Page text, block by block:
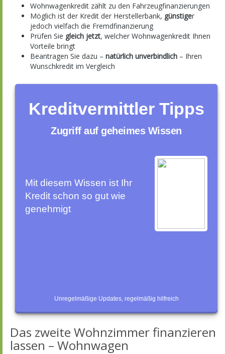
Wohnwagenkredit zählt zu den Fahrzeugfinanzierungen
Möglich ist der Kredit der Herstellerbank, günstiger
jedoch vielfach die Fremdfinanzierung
Prüfen Sie gleich jetzt, welcher Wohnwagenkredit Ihnen
Vorteile bringt
Beantragen Sie dazu – natürlich unverbindlich – Ihren
Wunschkredit im Vergleich
Kreditvermittler Tipps
Zugriff auf geheimes Wissen
Mit diesem Wissen ist Ihr
Kredit schon so gut wie
genehmigt
Unregelmäßige Updates, regelmäßig hilfreich
Das zweite Wohnzimmer finanzieren
lassen – Wohnwagen